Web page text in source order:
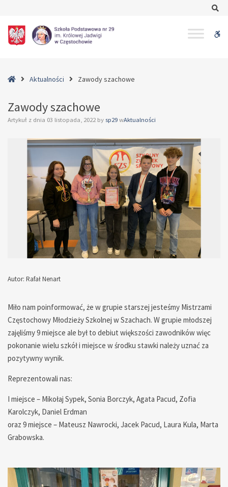
szachowe
HomeAktualności Zawody szachowe
Zawody szachowe
Artykuł z dnia 03 listopada, 2022 by sp29 wAktualności
Autor: Rafał Nenart
Miło nam poinformować, że w grupie starszej jesteśmy Mistrzami
Częstochowy Młodzieży Szkolnej w Szachach. W grupie młodszej
zajęliśmy 9 miejsce ale był to debiut większości zawodników więc
pokonanie wielu szkół i miejsce w środku stawki należy uznać za
pozytywny wynik.
Reprezentowali nas:
I miejsce – Mikołaj Sypek, Sonia Borczyk, Agata Pacud, Zofia
Karolczyk, Daniel Erdman
oraz 9 miejsce – Mateusz Nawrocki, Jacek Pacud, Laura Kula, Marta
Grabowska.